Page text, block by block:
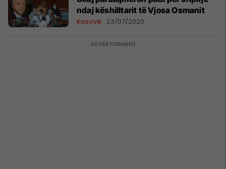
ndaj këshilltarit të Vjosa Osmanit
Kosovë 23/07/2020